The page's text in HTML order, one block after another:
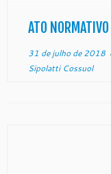
ATO
31 de julho de 2018
Sipolatti Cossuol